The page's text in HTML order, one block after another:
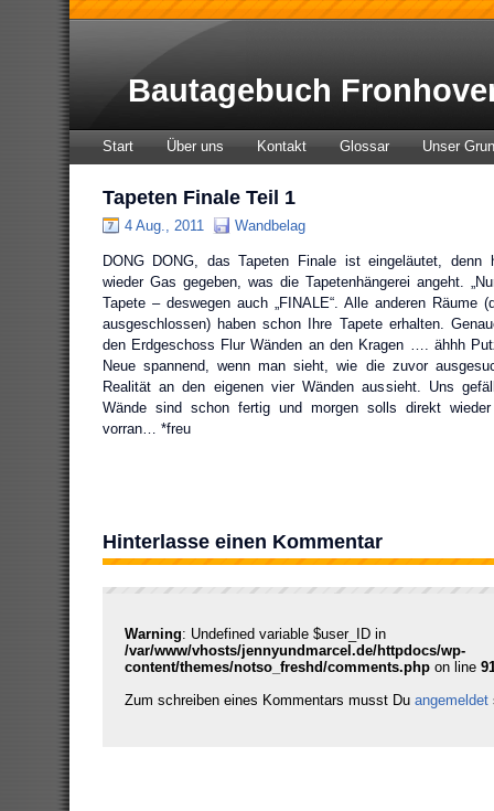
Bautagebuch
Start Über uns Kontakt Glossar Unser
Tapeten Finale Teil 1
4 Aug., 2011 Wandbelag
DONG DONG, das Tapeten Finale ist eingeläutet, denn
wieder Gas gegeben, was die Tapetenhängerei angeht.
Tapete – deswegen auch „FINALE“. Alle anderen Räume
ausgeschlossen) haben schon Ihre Tapete erhalten.
den Erdgeschoss Flur Wänden an den Kragen …. ähhh
Neue spannend, wenn man sieht, wie die zuvor
Realität an den eigenen vier Wänden aussieht. Uns
Wände sind schon fertig und morgen solls direkt
vorran… *freu
Hinterlasse einen Kommentar
Warning: Undefined variable $user_ID in
/var/www/vhosts/jennyundmarcel.de/httpdocs/wp-
content/themes/notso_freshd/comments.phpon line
Zum schreiben eines Kommentars musst Du angemeldet